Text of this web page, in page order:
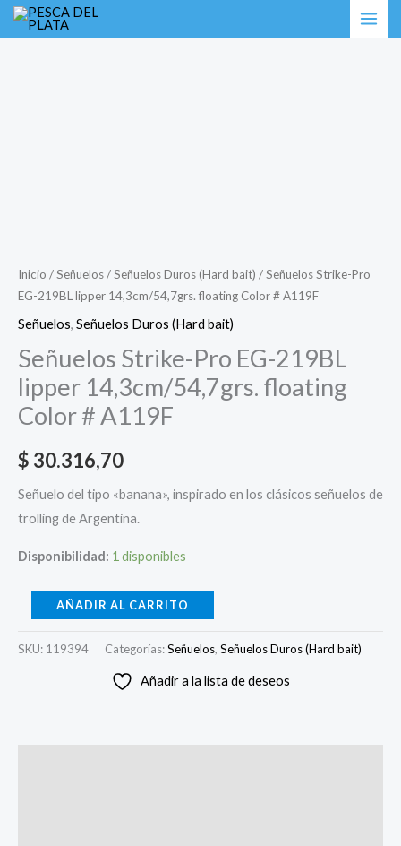
al
Inicio /Señuelos/Señuelos Duros (Hard bait) / Señuelos Strike-Pro
EG-219BL lipper 14,3cm/54,7grs. floating Color # A119F
Señuelos, Señuelos Duros (Hard bait)
Señuelos Strike-Pro EG-219BL
lipper 14,3cm/54,7grs. floating
Color # A119F
$ 30.316,70
Señuelo del tipo «banana», inspirado en los clásicos señuelos de
trolling de Argentina.
Disponibilidad: 1 disponibles
Señuelos
A119F
cantidad
AÑADIR AL CARRITO
SKU: 119394 Categorías:Señuelos, Señuelos Duros (Hard bait)
Añadir a la lista de deseos